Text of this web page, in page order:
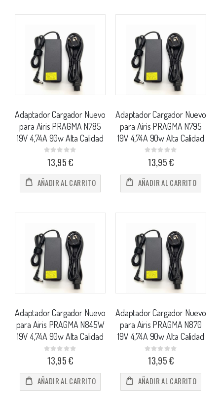
Adaptador Cargador Nuevo
para Airis PRAGMA N785
19V 4,74A 90w Alta Calidad
Rating:
0%13,95 €
AÑADIR AL CARRITO
Adaptador Cargador Nuevo
para Airis PRAGMA N795
19V 4,74A 90w Alta Calidad
Rating:
0%13,95 €
AÑADIR AL CARRITO
Adaptador Cargador Nuevo
para Airis PRAGMA N845W
19V 4,74A 90w Alta Calidad
Rating:
0%13,95 €
AÑADIR AL CARRITO
Adaptador Cargador Nuevo
para Airis PRAGMA N870
19V 4,74A 90w Alta Calidad
Rating:
0%13,95 €
AÑADIR AL CARRITO